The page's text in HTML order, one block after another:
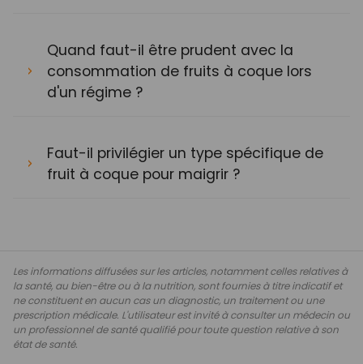
Quand faut-il être prudent avec la
consommation de fruits à coque lors
d'un régime ?
Faut-il privilégier un type spécifique de
fruit à coque pour maigrir ?
Les informations diffusées sur les articles, notamment celles relatives à
la santé, au bien-être ou à la nutrition, sont fournies à titre indicatif et
ne constituent en aucun cas un diagnostic, un traitement ou une
prescription médicale. L'utilisateur est invité à consulter un médecin ou
un professionnel de santé qualifié pour toute question relative à son
état de santé.